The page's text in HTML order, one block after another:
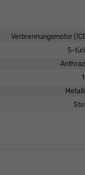
Verbrennungsmotor
5-